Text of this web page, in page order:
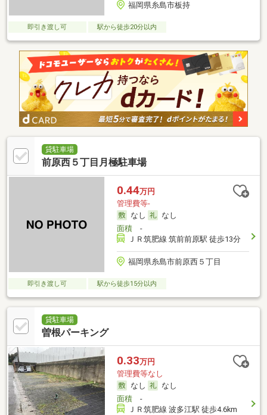
福岡県糸島市板持
即引き渡し可 駅から徒歩20分以内
貸駐車場
前原西５丁目月極駐車場
0.44万円
管理費等-
なし
なし
面積-
ＪＲ筑肥線 筑前前原駅 徒歩13分
福岡県糸島市前原西５丁目
即引き渡し可 駅から徒歩15分以内
貸駐車場
曽根パーキング
0.33万円
管理費等なし
なし
なし
面積-
ＪＲ筑肥線 波多江駅 徒歩4.6km